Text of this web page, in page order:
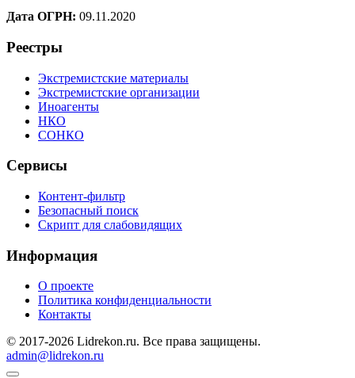
Дата ОГРН: 09.11.2020
Реестры
Экстремистские материалы
Экстремистские организации
Иноагенты
НКО
СОНКО
Сервисы
Контент-фильтр
Безопасный поиск
Скрипт для слабовидящих
Информация
О проекте
Политика конфиденциальности
Контакты
© 2017-2026 Lidrekon.ru. Все права защищены.
admin@lidrekon.ru